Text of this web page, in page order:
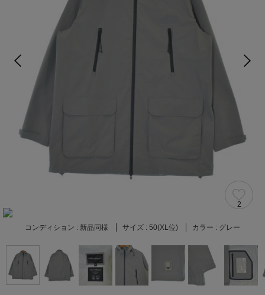
2
コンディション : 新品同様 サイズ : 50(XL位) カラー : グレー